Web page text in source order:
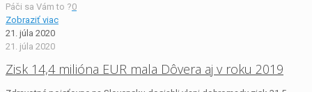
Páči sa Vám to ?0
Zobraziť viac
21. júla 2020
21. júla 2020
Zisk 14,4 milióna EUR mala Dôvera aj v roku 2019